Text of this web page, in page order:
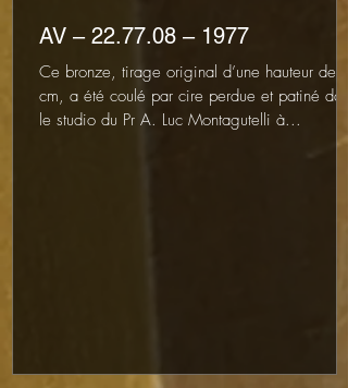
AV – 22.77.08 – 1977
Ce bronze, tirage original d’une hauteur de
cm, a été coulé par cire perdue et patiné dans
le studio du Pr A. Luc Montagutelli à...